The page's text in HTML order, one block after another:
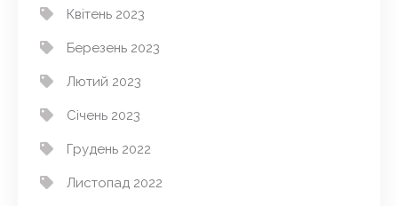
Квітень 2023
Березень 2023
Лютий 2023
Січень 2023
Грудень 2022
Листопад 2022